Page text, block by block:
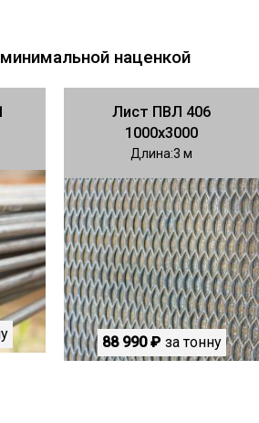
наценкой
Лист ПВЛ 406
1000х3000
Длина 3
88 990 ₽ за тонну